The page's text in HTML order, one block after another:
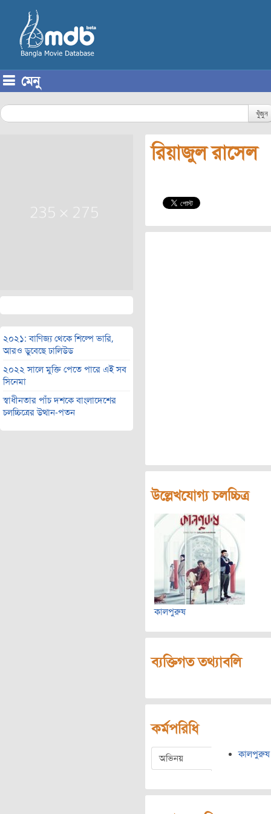
মেনু
খুঁজুন
২০২১: বাণিজ্য থেকে শিল্পে ভারি,
আরও ডুবেছে ঢালিউড
২০২২ সালে মুক্তি পেতে পারে এই সব
সিনেমা
স্বাধীনতার পাঁচ দশকে বাংলাদেশের
চলচ্চিত্রের উত্থান-পতন
রিয়াজুল রাসেল
উল্লেখযোগ্য চলচ্চিত্র
কালপুরুষ
ব্যক্তিগত তথ্যাবলি
কর্মপরিধি
অভিনয় কালপুরুষ